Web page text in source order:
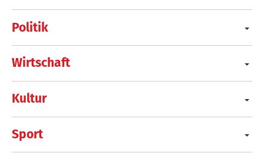
Politik
Wirtschaft
Kultur
Sport